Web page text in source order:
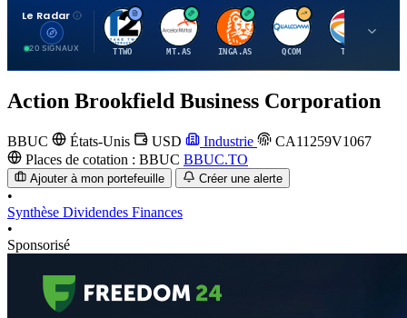
Le Radar
20 SIGNAUX
T
TTWO
A
MT.AS
I
INGA.AS
Q
QCOM
T
TTE
Action Brookfield Business Corporation
BBUC États-Unis USD Industrie
CA11259V1067
Places de cotation : BBUC BBUC.TO
Ajouter à mon portefeuille Créer une alerte
•
Synthèse Dividendes Finances
•
Sponsorisé